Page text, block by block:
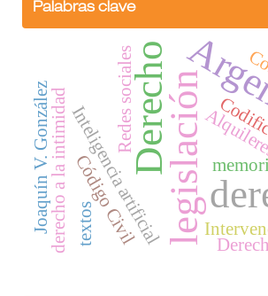
Palabras clave
legislación
Derecho
Inteligencia artificial
Redes sociales
derecho a la intimidadCódigo Civil
Joaquín V. González textos